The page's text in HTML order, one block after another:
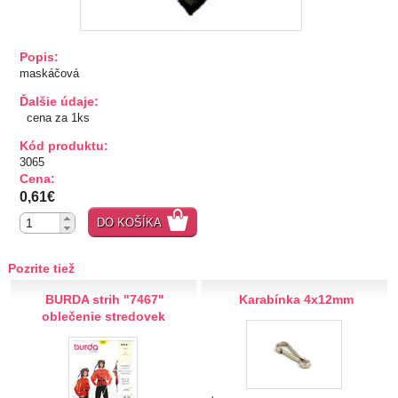
TIPY NA DARČEKY
Zľavnené
Aplikácie
Bižutérny kútik
Burda strihy
Gombíky
Popis:
maskáčová
Ďalšie údaje:
cena za 1ks
Kód produktu:
3065
Cena:
0,61€
DO KOŠÍKA
Pozrite tiež
BURDA strih "7467"
oblečenie stredovek
Karabínka 4x12mm